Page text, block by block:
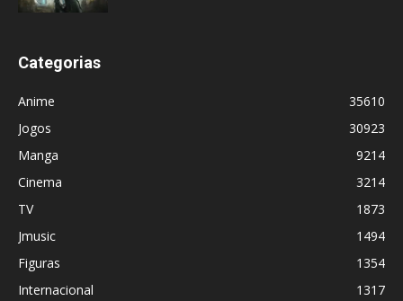
Categorias
Anime
35610
Jogos
30923
Manga
9214
Cinema
3214
TV
1873
Jmusic
1494
Figuras
1354
Internacional
1317